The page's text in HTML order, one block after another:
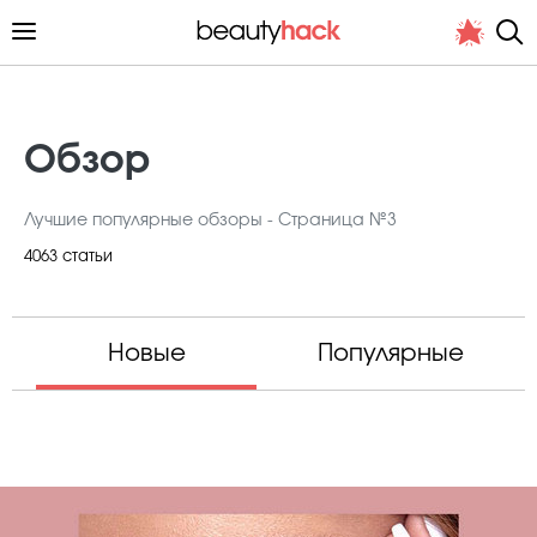
Личный опыт
Подиум
Снимает и тестирует редакция
Обзор
Лучшие популярные обзоры - Страница №3
4063 статьи
Новые Популярные